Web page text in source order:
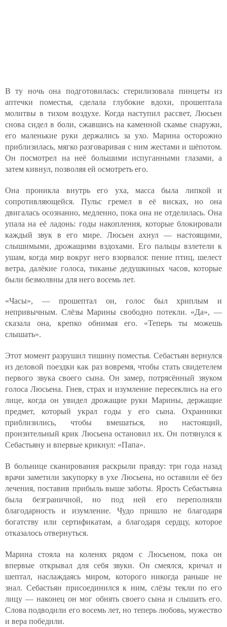
В ту ночь она подготовилась: стерилизовала пинцеты из
аптечки поместья, сделала глубокие вдохи, прошептала
молитвы в тихом воздухе. Когда наступил рассвет, Люсьен
снова сидел в боли, сжавшись на каменной скамье снаружи,
его маленькие руки держались за ухо. Марина осторожно
приблизилась, мягко разговаривая с ним жестами и шёпотом.
Он посмотрел на неё большими испуганными глазами, а
затем кивнул, позволяя ей осмотреть его.
Она проникла внутрь его уха, масса была липкой и
сопротивляющейся. Пульс гремел в её висках, но она
двигалась осознанно, медленно, пока она не отделилась. Она
упала на её ладонь: годы накопления, которые блокировали
каждый звук в его мире. Люсьен ахнул — настоящими,
слышимыми, дрожащими вздохами. Его пальцы взлетели к
ушам, когда мир вокруг него взорвался: пение птиц, шелест
ветра, далёкие голоса, тиканье дедушкиных часов, которые
были безмолвны для него восемь лет.
«Часы», — прошептал он, голос был хриплым и
непривычным. Слёзы Марины свободно потекли. «Да», —
сказала она, крепко обнимая его. «Теперь ты можешь
слышать».
Этот момент разрушил тишину поместья. Себастьян вернулся
из деловой поездки как раз вовремя, чтобы стать свидетелем
первого звука своего сына. Он замер, потрясённый звуком
голоса Люсьена. Гнев, страх и изумление пересеклись на его
лице, когда он увидел дрожащие руки Марины, держащие
предмет, который украл годы у его сына. Охранники
приблизились, чтобы вмешаться, но настоящий,
пронзительный крик Люсьена остановил их. Он потянулся к
Себастьяну и впервые крикнул: «Папа».
В больнице сканирования раскрыли правду: три года назад
врачи заметили закупорку в ухе Люсьена, но оставили её без
лечения, поставив прибыль выше заботы. Ярость Себастьяна
была безграничной, но под ней его переполняли
благодарность и изумление. Чудо пришло не благодаря
богатству или сертификатам, а благодаря сердцу, которое
отказалось отвернуться.
Марина стояла на коленях рядом с Люсьеном, пока он
впервые открывал для себя звуки. Он смеялся, кричал и
шептал, наслаждаясь миром, которого никогда раньше не
знал. Себастьян присоединился к ним, слёзы текли по его
лицу — наконец он мог обнять своего сына и слышать его.
Слова подводили его восемь лет, но теперь любовь, мужество
и вера победили.